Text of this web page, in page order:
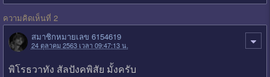
ความคิดเห็นที่ 2
สมาชิกหมายเลข 6154619
24 ตุลาคม 2563 เวลา 09:47:13 น.
พิโรธวาทัง สัลปังคพิสัย มั้งครับ